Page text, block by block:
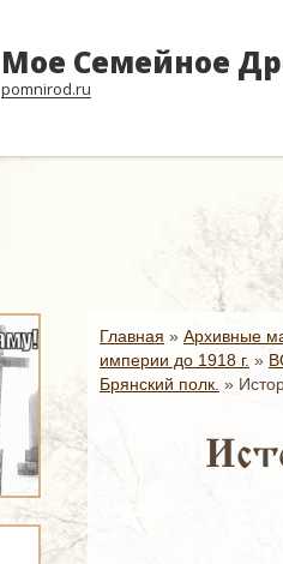
Мое Семейное
pomnirod.ru
Главная » Архивные
империи до 1918 г. »
Брянский полк. »